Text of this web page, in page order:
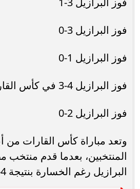
فوز البرازيل 3-0
فوز البرازيل 1-0
فوز البرازيل 4-3 في كأس القارات
فوز البرازيل 2-0
وتعد مباراة كأس القارات من
المنتخبين، بعدما قدم منتخب
البرازيل رغم الخسارة بنتيجة 4-3.